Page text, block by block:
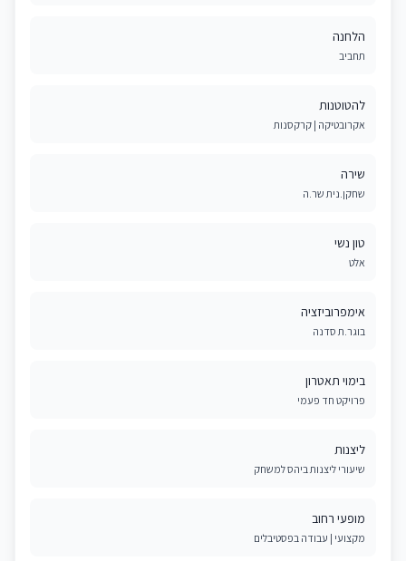
הלחנה
תחביב
להטוטנות
אקרובטיקה | קרקסנות
שירה
שחקן.נית שר.ה
טון נשי
אלט
אימפרוביזציה
בוגר.ת סדנה
בימוי תאטרון
פרויקט חד פעמי
ליצנות
שיעורי ליצנות ביהס למשחק
מופעי רחוב
מקצועי | עבודה בפסטיבלים